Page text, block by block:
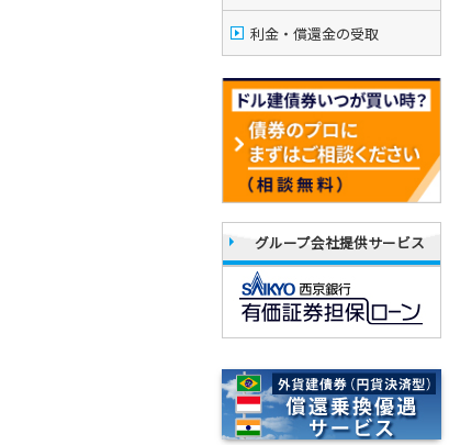
利金・償還金の受取
グループ会社提供サービス